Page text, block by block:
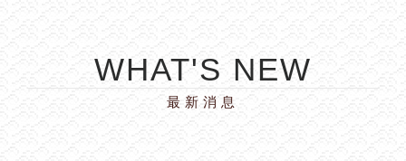
WHAT'S NEW
最新消息